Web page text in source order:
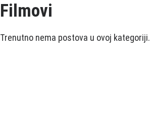
Filmovi
Trenutno nema postova u ovoj kategoriji.